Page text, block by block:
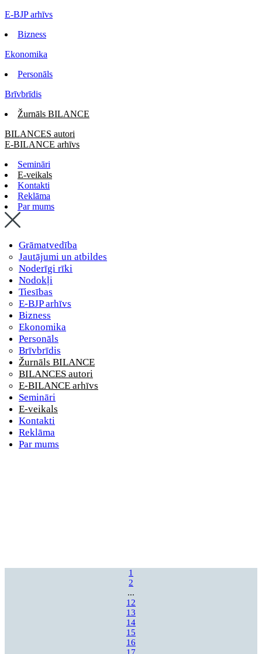
E-BJP arhīvs
Bizness
Ekonomika
Personāls
Brīvbrīdis
Žurnāls BILANCE
BILANCES autori
E-BILANCE arhīvs
Semināri
E-veikals
Kontakti
Reklāma
Par mums
Grāmatvedība
Jautājumi un atbildes
Noderīgi rīki
Nodokļi
Tiesības
E-BJP arhīvs
Bizness
Ekonomika
Personāls
Brīvbrīdis
Žurnāls BILANCE
BILANCES autori
E-BILANCE arhīvs
Semināri
E-veikals
Kontakti
Reklāma
Par mums
1
2
...
12
13
14
15
16